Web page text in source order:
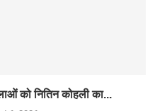
को नितिन कोहली का...